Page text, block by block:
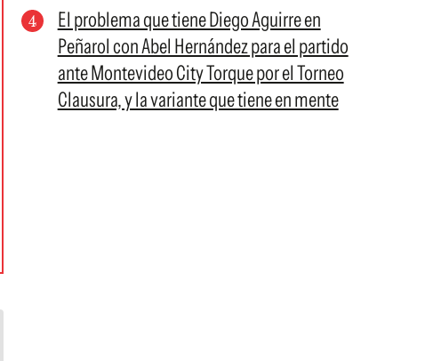
El problema que tiene Diego Aguirre en
Peñarol con Abel Hernández para el partido
ante Montevideo City Torque por el Torneo
Clausura, y la variante que tiene en mente